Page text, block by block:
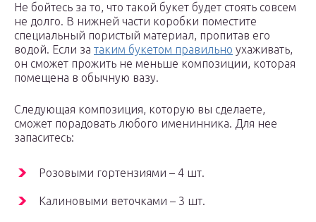
Не бойтесь за то, что такой букет будет стоять совсем
не долго. В нижней части коробки поместите
специальный пористый материал, пропитав его
водой. Если за таким букетом правильно ухаживать,
он сможет прожить не меньше композиции, которая
помещена в обычную вазу.
Следующая композиция, которую вы сделаете,
сможет порадовать любого именинника. Для нее
запаситесь:
Розовыми гортензиями – 4 шт.
Калиновыми веточками – 3 шт.